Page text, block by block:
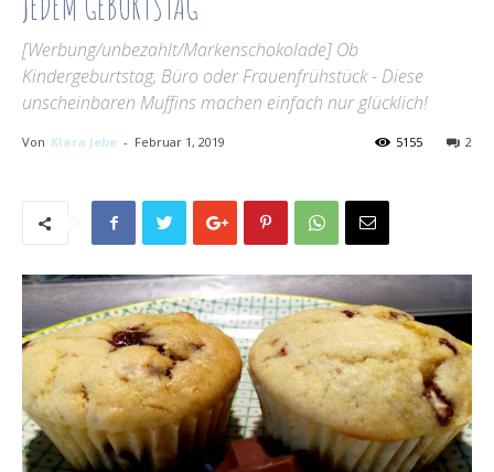
[Werbung/unbezahlt/Markenschokolade] Ob
Kindergeburtstag, Büro oder Frauenfrühstück - Diese
unscheinbaren Muffins machen einfach nur glücklich!
Von Klara Jebe - Februar 1, 2019 2
5155